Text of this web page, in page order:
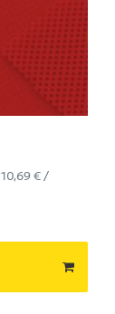
10,69 € /